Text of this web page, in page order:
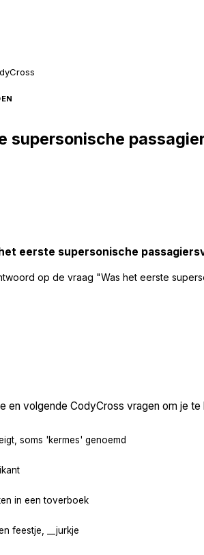
supersonische
eerste supersonische
op de vraag "Was het eerste
en volgende CodyCross vragen om je te
soms 'kermes' genoemd
in een toverboek
feestje, __jurkje